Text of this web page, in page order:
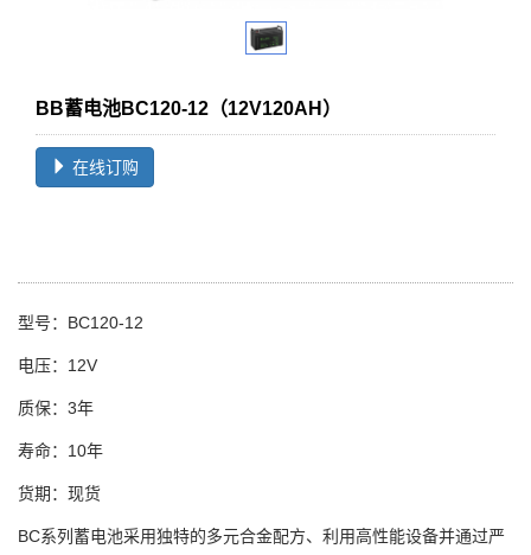
BB蓄电池BC120-12（12V120AH）
在线订购
型号：BC120-12
电压：12V
质保：3年
寿命：10年
货期：现货
BC系列蓄电池采用独特的多元合金配方、利用高性能设备并通过严